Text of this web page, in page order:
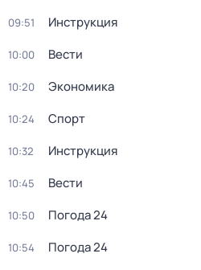
09:51 Инструкция
10:00 Вести
10:20 Экономика
10:24 Спорт
10:32 Инструкция
10:45 Вести
10:50 Погода 24
10:54 Погода 24